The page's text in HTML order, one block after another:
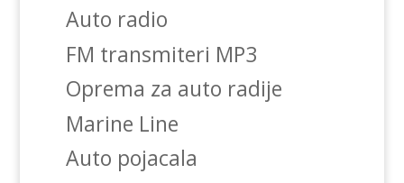
Auto radio
FM transmiteri MP3
Oprema za auto radije
Marine Line
Auto pojacala